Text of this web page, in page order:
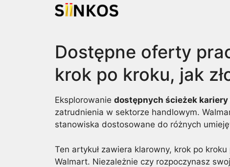
Dostępne oferty
krok po kroku, jak
Eksplorowanie dostępnych ścieżek kariery
zatrudnienia w sektorze handlowym.
stanowiska dostosowane do różnych
Ten artykuł zawiera klarowny, krok po
Walmart. Niezależnie czy rozpoczynasz